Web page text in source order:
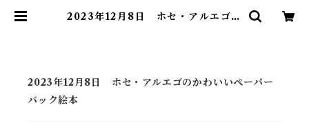
2023年12月8日 ホセ・アルエゴの
2023年12月8日 ホセ・アルエゴのかわいいペーパー
バック絵本